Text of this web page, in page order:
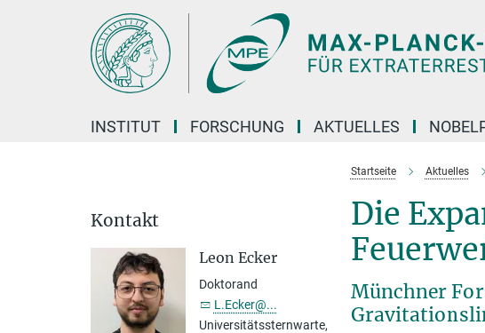
INSTITUT FORSCHUNG AKTUELLES
Startseite Aktuelles
Die
Münchner
Kontakt
Leon Ecker
Doktorand
L.Ecker@...
Universitätssternwarte,